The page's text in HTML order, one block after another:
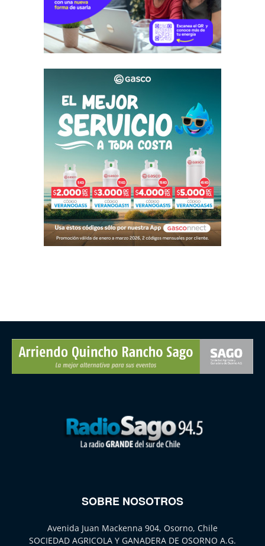
SOBRE NOSOTROS
Avenida Juan Mackenna 904, Osorno, Chile
SOCIEDAD AGRICOLA Y GANADERA DE OSORNO A.G.